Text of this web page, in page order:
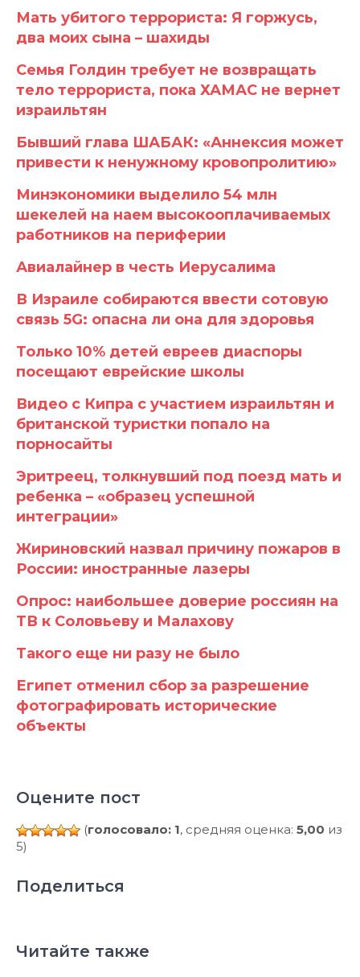
Мать убитого террориста: Я горжусь,
два моих сына – шахиды
Семья Голдин требует не возвращать
тело террориста, пока ХАМАС не вернет
израильтян
Бывший глава ШАБАК: «Аннексия может
привести к ненужному кровопролитию»
Минэкономики выделило 54 млн
шекелей на наем высокооплачиваемых
работников на периферии
Авиалайнер в честь Иерусалима
В Израиле собираются ввести сотовую
связь 5G: опасна ли она для здоровья
Только 10% детей евреев диаспоры
посещают еврейские школы
Видео с Кипра с участием израильтян и
британской туристки попало на
порносайты
Эритреец, толкнувший под поезд мать и
ребенка – «образец успешной
интеграции»
Жириновский назвал причину пожаров в
России: иностранные лазеры
Опрос: наибольшее доверие россиян на
ТВ к Соловьеву и Малахову
Такого еще ни разу не было
Египет отменил сбор за разрешение
фотографировать исторические
объекты
Оцените пост
(голосовало: 1, средняя оценка: 5,00 из
5)
Поделиться
Читайте также